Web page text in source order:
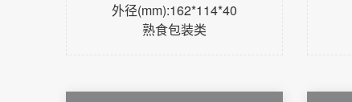
外径(mm):162*114*40
熟食包装类